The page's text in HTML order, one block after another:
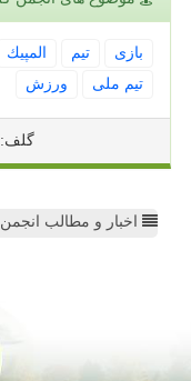
بازی تیم المپیك
تیم ملی
ورزش
گلف:
اخبار و مطالب